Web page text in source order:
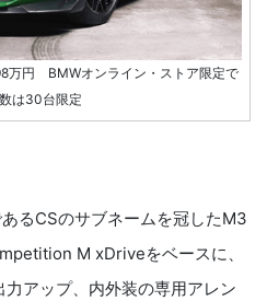
円 BMWオンライン・ストア限定で
は30台限定
るCSのサブネームを冠したM3
M xDriveをベースに、
アップ、内外装の専用アレン